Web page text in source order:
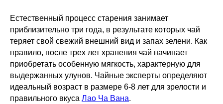
Естественный процесс старения занимает
приблизительно три года, в результате которых чай
теряет свой свежий внешний вид и запах зелени. Как
правило, после трех лет хранения чай начинает
приобретать особенную мягкость, характерную для
выдержанных улунов. Чайные эксперты определяют
идеальный возраст в размере 6-8 лет для зрелости и
правильного вкуса Лао Ча Вана.